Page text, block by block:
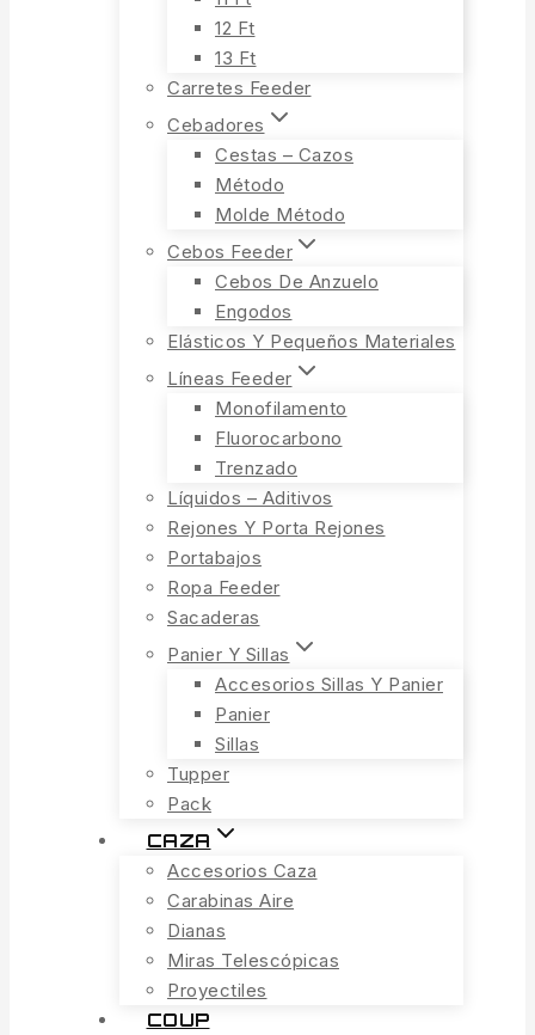
12 Ft
13 Ft
Carretes Feeder
Cebadores
Cestas – Cazos
Método
Molde Método
Cebos Feeder
Cebos De Anzuelo
Engodos
Elásticos Y Pequeños Materiales
Líneas Feeder
Monofilamento
Fluorocarbono
Trenzado
Líquidos – Aditivos
Rejones Y Porta Rejones
Portabajos
Ropa Feeder
Sacaderas
Panier Y Sillas
Accesorios Sillas Y Panier
Panier
Sillas
Tupper
Pack
CAZA
Accesorios Caza
Carabinas Aire
Dianas
Miras Telescópicas
Proyectiles
COUP